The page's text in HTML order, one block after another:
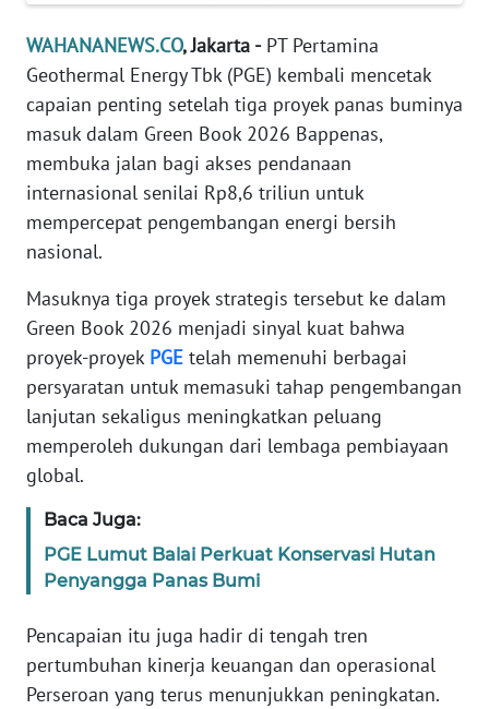
WAHANANEWS.CO, Jakarta -PT Pertamina
Geothermal Energy Tbk (PGE) kembali mencetak
capaian penting setelah tiga proyek panas buminya
masuk dalam Green Book 2026 Bappenas,
membuka jalan bagi akses pendanaan
internasional senilai Rp8,6 triliun untuk
mempercepat pengembangan energi bersih
nasional.
Masuknya tiga proyek strategis tersebut ke dalam
Green Book 2026 menjadi sinyal kuat bahwa
proyek-proyek PGE telah memenuhi berbagai
persyaratan untuk memasuki tahap pengembangan
lanjutan sekaligus meningkatkan peluang
memperoleh dukungan dari lembaga pembiayaan
global.
Baca Juga:
PGE Lumut Balai Perkuat Konservasi Hutan
Penyangga Panas Bumi
Pencapaian itu juga hadir di tengah tren
pertumbuhan kinerja keuangan dan operasional
Perseroan yang terus menunjukkan peningkatan.
BERITA
KONTAK
KAMI
IKLAN
TENTANG
PEDOMAN
MEDIA
SIBER
REDAKSI
DISCLAIMER
News
Regional